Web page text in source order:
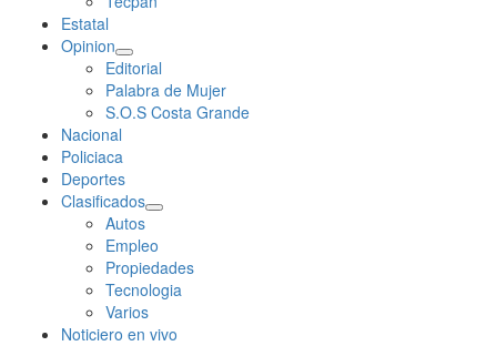
Estatal
Opinion
Editorial
Palabra de Mujer
S.O.S Costa Grande
Nacional
Policiaca
Deportes
Clasificados
Autos
Empleo
Propiedades
Tecnologia
Varios
Noticiero en vivo